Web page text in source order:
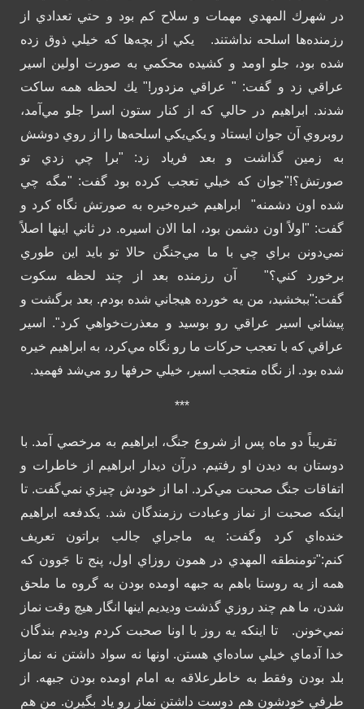
در شهرك المهدي مهمات و سلاح كم بود و حتي تعدادي از
رزمنده‌ها اسلحه نداشتند. يكي از بچه‌ها كه خيلي ذوق زده
شده بود، جلو اومد و كشيده محكمي به صورت اولين اسير
عراقي زد و گفت: " عراقي مزدور!" يك لحظه همه ساكت
شدند. ابراهيم در حالي كه از كنار ستون اسرا جلو مي‌آمد،
روبروي آن جوان ايستاد و يكي‌يكي اسلحه‌ها را از روي دوشش
به زمين گذاشت و بعد فرياد زد: "برا چي زدي تو
صورتش؟!"جوان كه خيلي تعجب كرده بود گفت: "مگه چي
شده اون دشمنه"
ابراهيم خيره‌خيره به صورتش نگاه كرد و
گفت: "اولاً اون دشمن بود، اما الان اسيره. در ثاني اينها اصلاً
نمي‌دونن براي چي با ما مي‌جنگن حالا تو بايد اين طوري
برخورد كني؟" آن رزمنده بعد از چند لحظه سكوت
گفت:"ببخشيد، من يه خورده هيجاني شده بودم. بعد برگشت و
پيشاني اسير عراقي رو بوسيد و معذرت‌خواهي كرد". اسير
عراقي كه با تعجب حركات ما رو نگاه مي‌كرد، به ابراهيم خيره
شده بود. از نگاه متعجب اسير، خيلي حرفها رو مي‌شد فهميد.
***
تقريباً دو ماه پس از شروع جنگ، ابراهيم به مرخصي آمد. با
دوستان به ديدن او رفتيم. درآن ديدار ابراهيم از خاطرات و
اتفاقات جنگ صحبت مي‌كرد. اما از خودش چيزي نمي‌گفت. تا
اينكه صحبت از نماز وعبادت رزمندگان شد. يكدفعه ابراهيم
خنده‌اي كرد وگفت: يه ماجراي جالب براتون تعريف
كنم:"تومنطقه المهدي در همون روزاي اول، پنج تا جَوون كه
همه از يه روستا باهم به جبهه اومده بودن به گروه ما ملحق
شدن، ما هم چند روزي گذشت وديديم اينها انگار هيچ وقت نماز
نمي‌خونن. تا اينكه يه روز با اونا صحبت كردم وديدم بندگان
خدا آدماي خيلي ساده‌اي هستن. اونها نه سواد داشتن نه نماز
بلد بودن وفقط به خاطرعلاقه به امام اومده بودن جبهه. از
طرفي خودشون هم دوست داشتن نماز رو ياد بگيرن. من هم